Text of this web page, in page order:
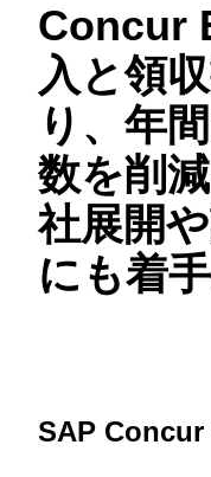
Concur
入と領
り、年
数を削
社展開
にも着手
SAP Concur